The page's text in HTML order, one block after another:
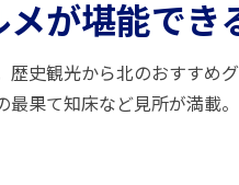
メが堪能でき
歴史観光から北のおすすめ
最果て知床など見所が満載